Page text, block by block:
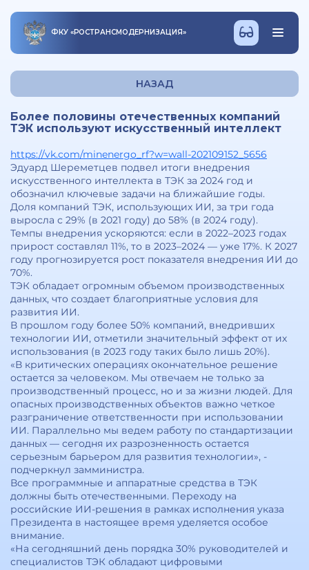
ФКУ «РОСТРАНСМОДЕРНИЗАЦИЯ»
НАЗАД
Более половины отечественных компаний
ТЭК используют искусственный интеллект
https://vk.com/minenergo_rf?w=wall-202109152_5656
Эдуард Шереметцев подвел итоги внедрения
искусственного интеллекта в ТЭК за 2024 год и
обозначил ключевые задачи на ближайшие годы.
Доля компаний ТЭК, использующих ИИ, за три года
выросла с 29% (в 2021 году) до 58% (в 2024 году).
Темпы внедрения ускоряются: если в 2022–2023 годах
прирост составлял 11%, то в 2023–2024 — уже 17%. К 2027
году прогнозируется рост показателя внедрения ИИ до
70%.
ТЭК обладает огромным объемом производственных
данных, что создает благоприятные условия для
развития ИИ.
В прошлом году более 50% компаний, внедривших
технологии ИИ, отметили значительный эффект от их
использования (в 2023 году таких было лишь 20%).
«В критических операциях окончательное решение
остается за человеком. Мы отвечаем не только за
производственный процесс, но и за жизни людей. Для
опасных производственных объектов важно четкое
разграничение ответственности при использовании
ИИ. Параллельно мы ведем работу по стандартизации
данных — сегодня их разрозненность остается
серьезным барьером для развития технологии», -
подчеркнул замминистра.
Все программные и аппаратные средства в ТЭК
должны быть отечественными. Переходу на
российские ИИ-решения в рамках исполнения указа
Президента в настоящее время уделяется особое
внимание.
«На сегодняшний день порядка 30% руководителей и
специалистов ТЭК обладают цифровыми